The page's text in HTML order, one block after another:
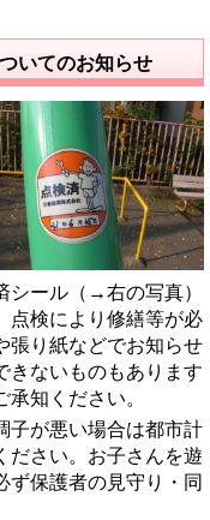
いてのお知らせ
シール（→右の写真）
点検により修繕等が必
張り紙などでお知らせ
きないものもあります
知ください。
子が悪い場合は都市計
ださい。お子さんを遊
ず保護者の見守り・同